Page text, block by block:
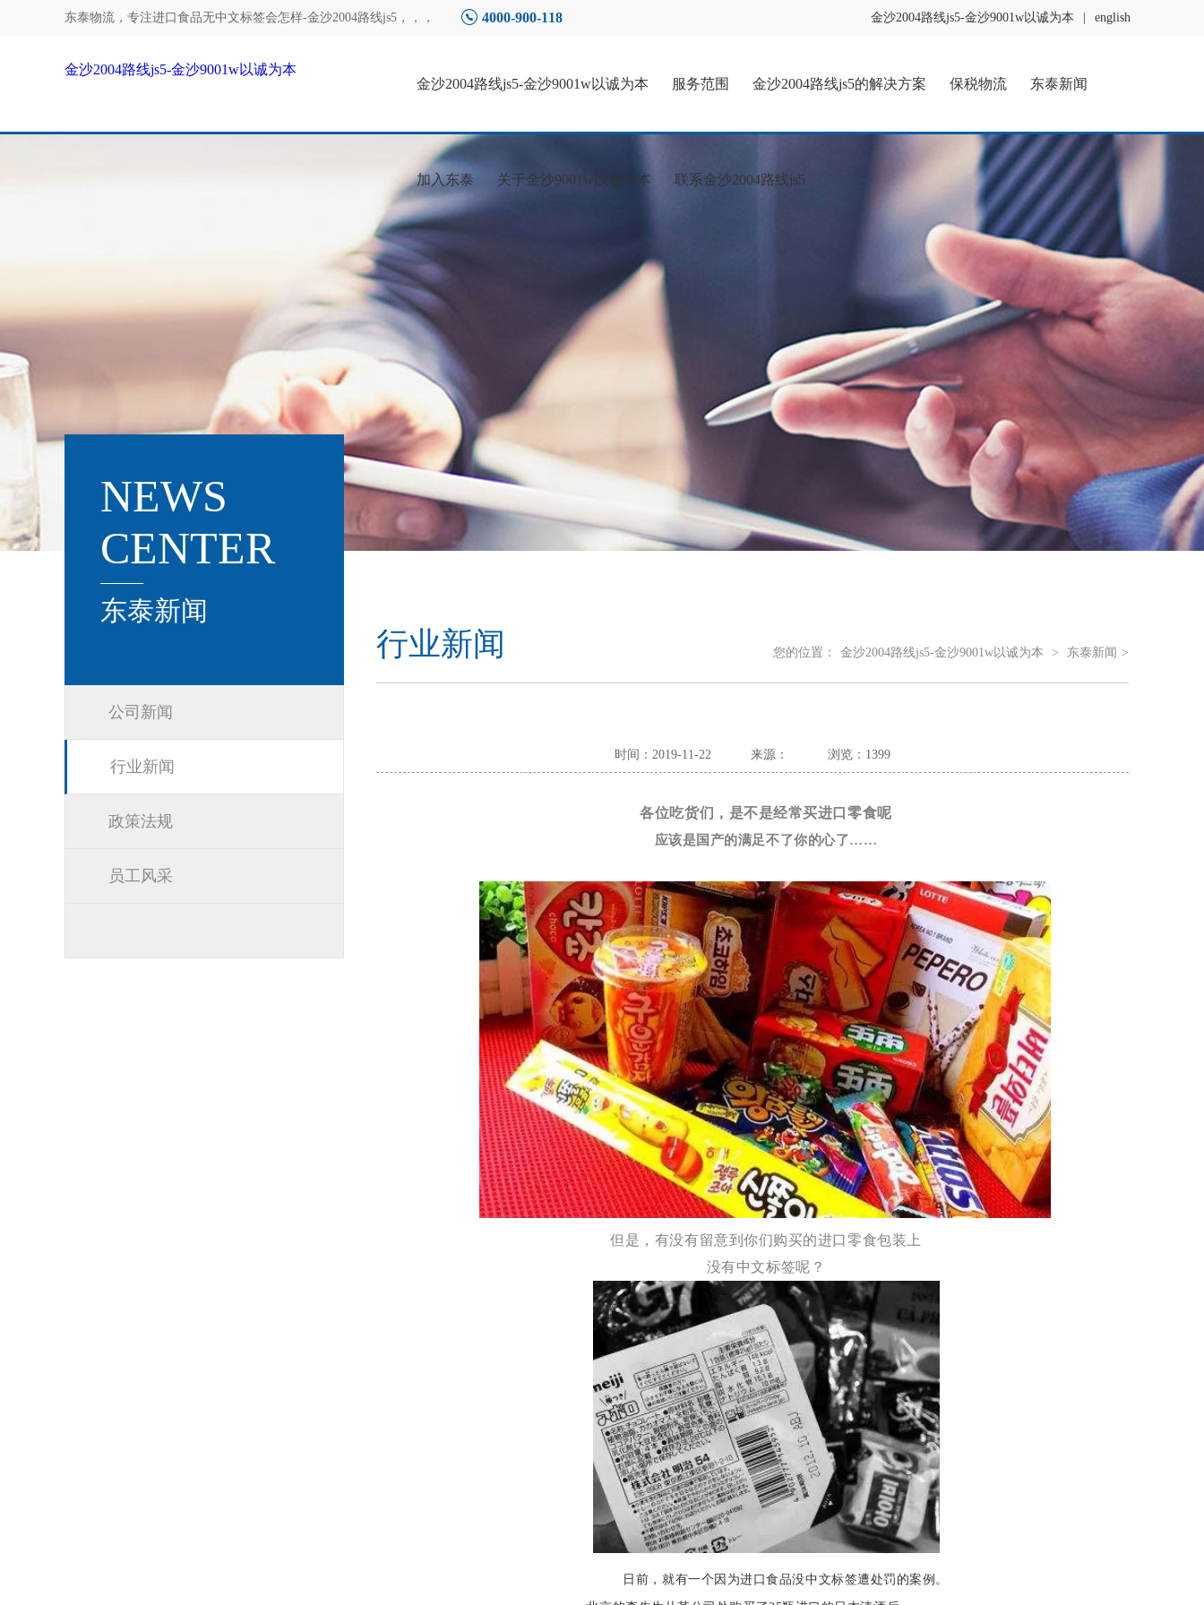
东泰物流，专注进口食品无中文标签会怎样-金沙2004路线js5 ，，， 4000-900-118 金沙2004路线js5-金沙9001w以诚为本 english
金沙2004路线js5-金沙9001w以诚为本
金沙2004路线js5-金沙9001w以诚为本
服务范围 金沙2004路线js5的解决方案 保税物流 东泰新闻
加入东泰 关于金沙9001w以诚为本 联系金沙2004路线js5
NEWS
CENTER
东泰新闻
公司新闻
行业新闻
政策法规
员工风采
行业新闻 您的位置： 金沙2004路线js5-金沙9001w以诚为本 > 东泰新闻 >
时间：2019-11-22 来源： 浏览：1399
各位吃货们，是不是经常买进口零食呢
应该是国产的满足不了你的心了……
但是，有没有留意到你们购买的进口零食包装上
没有中文标签呢？
日前，就有一个因为进口食品没中文标签遭处罚的案例。